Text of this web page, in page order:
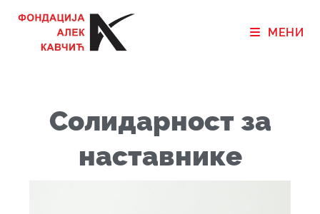
МЕНИ
Солидарност за
наставнике